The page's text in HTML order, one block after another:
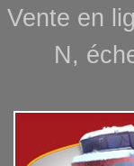
Vente en
N,